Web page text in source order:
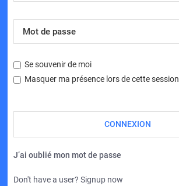
Se souvenir de moi
Masquer ma présence lors de cette session
J’ai oublié mon mot de passe
Don't have a user? Signup now